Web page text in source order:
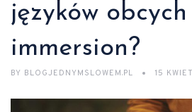
języków
immersion?
BY BLOGJEDNYMSLOWEM.PL 15